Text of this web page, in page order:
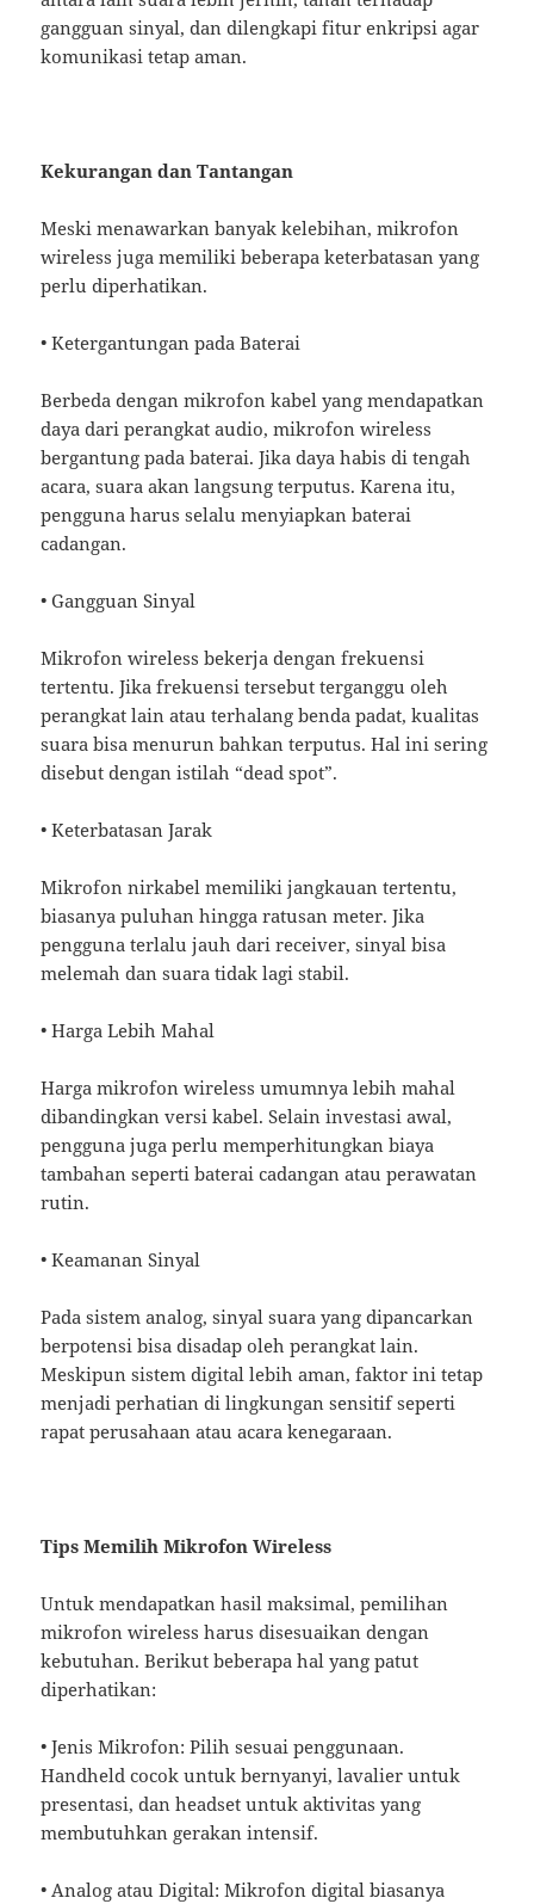
gangguan sinyal, dan dilengkapi fitur enkripsi agar
komunikasi tetap aman.
Kekurangan dan Tantangan
Meski menawarkan banyak kelebihan, mikrofon
wireless juga memiliki beberapa keterbatasan yang
perlu diperhatikan.
• Ketergantungan pada Baterai
Berbeda dengan mikrofon kabel yang mendapatkan
daya dari perangkat audio, mikrofon wireless
bergantung pada baterai. Jika daya habis di tengah
acara, suara akan langsung terputus. Karena itu,
pengguna harus selalu menyiapkan baterai
cadangan.
• Gangguan Sinyal
Mikrofon wireless bekerja dengan frekuensi
tertentu. Jika frekuensi tersebut terganggu oleh
perangkat lain atau terhalang benda padat, kualitas
suara bisa menurun bahkan terputus. Hal ini sering
disebut dengan istilah “dead spot”.
• Keterbatasan Jarak
Mikrofon nirkabel memiliki jangkauan tertentu,
biasanya puluhan hingga ratusan meter. Jika
pengguna terlalu jauh dari receiver, sinyal bisa
melemah dan suara tidak lagi stabil.
• Harga Lebih Mahal
Harga mikrofon wireless umumnya lebih mahal
dibandingkan versi kabel. Selain investasi awal,
pengguna juga perlu memperhitungkan biaya
tambahan seperti baterai cadangan atau perawatan
rutin.
• Keamanan Sinyal
Pada sistem analog, sinyal suara yang dipancarkan
berpotensi bisa disadap oleh perangkat lain.
Meskipun sistem digital lebih aman, faktor ini tetap
menjadi perhatian di lingkungan sensitif seperti
rapat perusahaan atau acara kenegaraan.
Tips Memilih Mikrofon Wireless
Untuk mendapatkan hasil maksimal, pemilihan
mikrofon wireless harus disesuaikan dengan
kebutuhan. Berikut beberapa hal yang patut
diperhatikan:
• Jenis Mikrofon: Pilih sesuai penggunaan.
Handheld cocok untuk bernyanyi, lavalier untuk
presentasi, dan headset untuk aktivitas yang
membutuhkan gerakan intensif.
• Analog atau Digital: Mikrofon digital biasanya